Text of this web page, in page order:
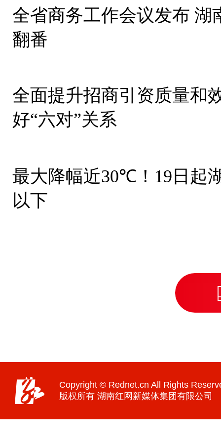
全省商务工作会议发布
翻番
全面提升招商引资质量和
好“六对”关系
最大降幅近30℃！19日起
以下
Copyright © Rednet.cn All Rights
版权所有 湖南红网新媒体集团有限公司